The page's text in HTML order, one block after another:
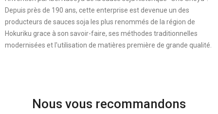
Depuis près de 190 ans, cette enterprise est devenue un des
producteurs de sauces soja les plus renommés de la région de
Hokuriku grace à son savoir-faire, ses méthodes traditionnelles
modernisées et l'utilisation de matières première de grande qualité.
Nous vous recommandons